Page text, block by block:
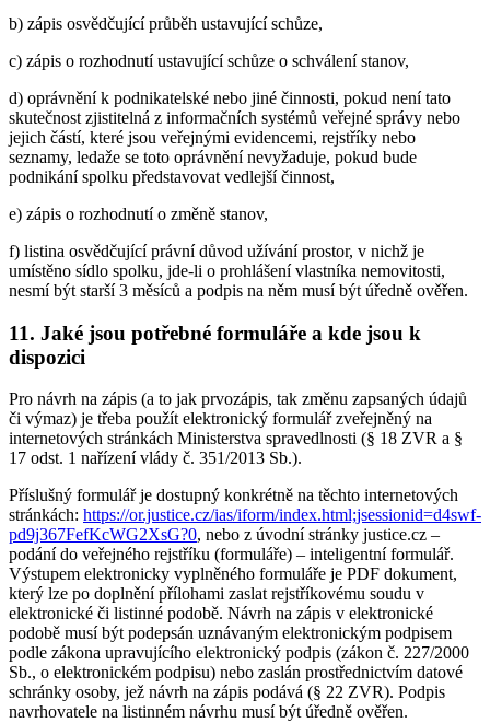
b) zápis osvědčující průběh ustavující schůze,
c) zápis o rozhodnutí ustavující schůze o schválení stanov,
d) oprávnění k podnikatelské nebo jiné činnosti, pokud není tato
skutečnost zjistitelná z informačních systémů veřejné správy nebo
jejich částí, které jsou veřejnými evidencemi, rejstříky nebo
seznamy, ledaže se toto oprávnění nevyžaduje, pokud bude
podnikání spolku představovat vedlejší činnost,
e) zápis o rozhodnutí o změně stanov,
f) listina osvědčující právní důvod užívání prostor, v nichž je
umístěno sídlo spolku, jde-li o prohlášení vlastníka nemovitosti,
nesmí být starší 3 měsíců a podpis na něm musí být úředně ověřen.
11. Jaké jsou potřebné formuláře a kde jsou k
dispozici
Pro návrh na zápis (a to jak prvozápis, tak změnu zapsaných údajů
či výmaz) je třeba použít elektronický formulář zveřejněný na
internetových stránkách Ministerstva spravedlnosti (§ 18 ZVR a §
17 odst. 1 nařízení vlády č. 351/2013 Sb.).
Příslušný formulář je dostupný konkrétně na těchto internetových
stránkách: https://or.justice.cz/ias/iform/index.html;jsessionid=d4swf-
pd9j367FefKcWG2XsG?0, nebo z úvodní stránky justice.cz –
podání do veřejného rejstříku (formuláře) – inteligentní formulář.
Výstupem elektronicky vyplněného formuláře je PDF dokument,
který lze po doplnění přílohami zaslat rejstříkovému soudu v
elektronické či listinné podobě. Návrh na zápis v elektronické
podobě musí být podepsán uznávaným elektronickým podpisem
podle zákona upravujícího elektronický podpis (zákon č. 227/2000
Sb., o elektronickém podpisu) nebo zaslán prostřednictvím datové
schránky osoby, jež návrh na zápis podává (§ 22 ZVR). Podpis
navrhovatele na listinném návrhu musí být úředně ověřen.